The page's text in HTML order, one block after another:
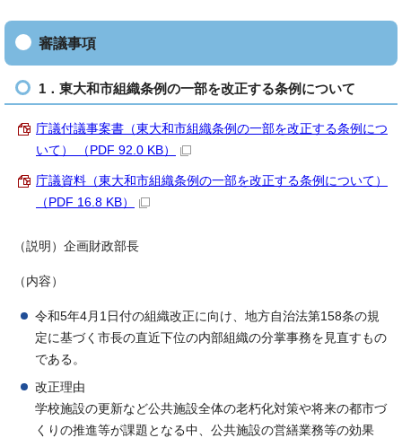
審議事項
1．東大和市組織条例の一部を改正する条例について
庁議付議事案書（東大和市組織条例の一部を改正する条例につ
いて） （PDF 92.0 KB）
庁議資料（東大和市組織条例の一部を改正する条例について）
（PDF 16.8 KB）
（説明）企画財政部長
（内容）
令和5年4月1日付の組織改正に向け、地方自治法第158条の規
定に基づく市長の直近下位の内部組織の分掌事務を見直すもの
である。
改正理由
学校施設の更新など公共施設全体の老朽化対策や将来の都市づ
くりの推進等が課題となる中、公共施設の営繕業務等の効果